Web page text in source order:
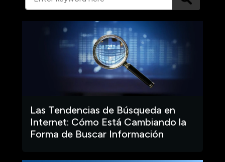
Las Tendencias de Búsqueda en
Internet: Cómo Está Cambiando la
Forma de Buscar Información